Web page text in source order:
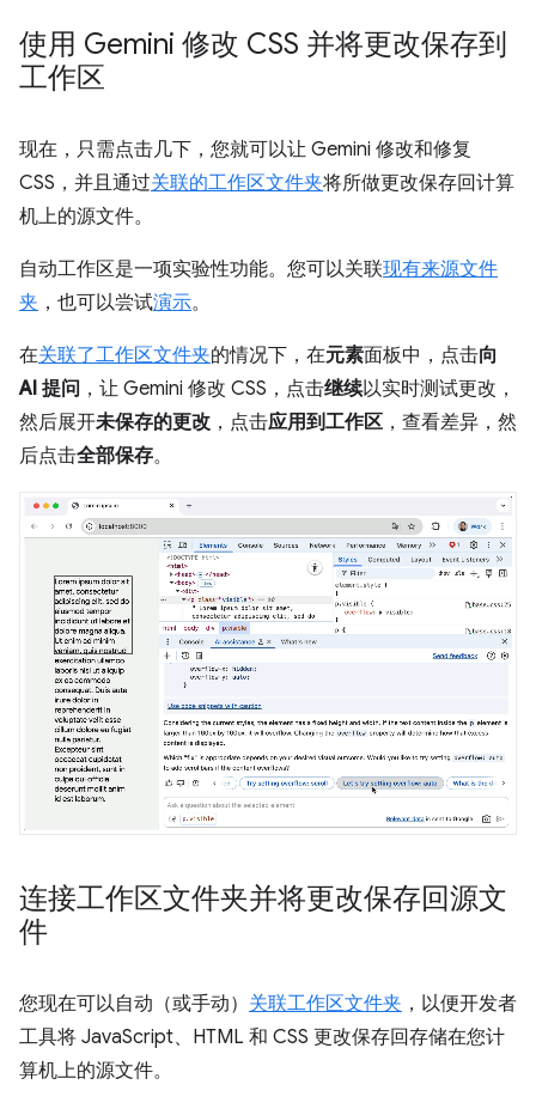
使用 Gemini 修改 CSS 并将更改保存到
工作区
现在，只需点击几下，您就可以让 Gemini 修改和修复
CSS，并且通过关联的工作区文件夹将所做更改保存回计算
机上的源文件。
自动工作区是一项实验性功能。您可以关联现有来源文件
夹 ，也可以尝试演示。
在关联了工作区文件夹的情况下，在元素面板中，点击向
AI 提问 ，让 Gemini 修改 CSS，点击继续以实时测试更改，
然后展开未保存的更改 ，点击应用到工作区 ，查看差异，然
后点击全部保存。
连接工作区文件夹并将更改保存回源文
件
您现在可以自动（或手动） 关联工作区文件夹 ，以便开发者
工具将 JavaScript、HTML 和 CSS 更改保存回存储在您计
算机上的源文件。